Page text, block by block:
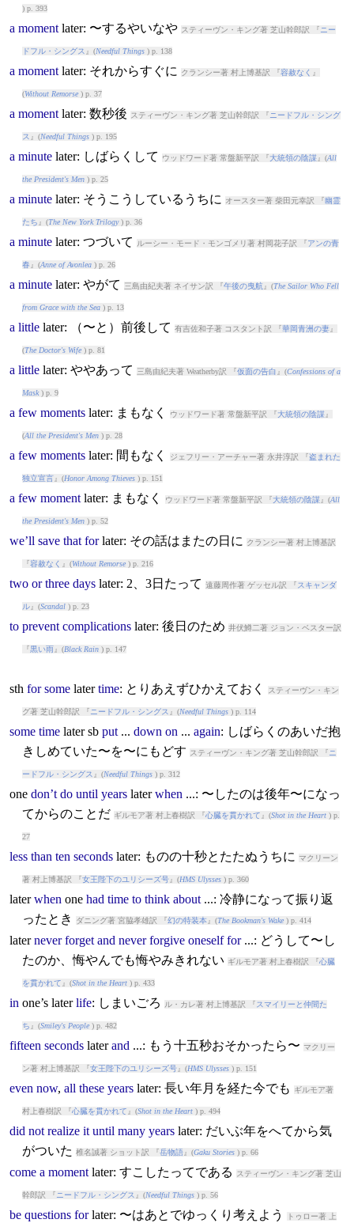
) p. 393
a moment later: 〜するやいなや スティーヴン・キング著 芝山幹郎訳 『 ニー
ドフル・シングス 』(Needful Things) p. 138
a moment later: それからすぐに クランシー著 村上博基訳 『容赦なく 』
(Without Remorse) p. 37
a moment later: 数秒後 スティーヴン・キング著 芝山幹郎訳 『 ニードフル・シング
ス 』(Needful Things) p. 195
a minute later: しばらくして ウッドワード著 常盤新平訳 『 大統領の陰謀』(All
the President's Men) p. 25
a minute later: そうこうしているうちに オースター著 柴田元幸訳 『 幽霊
たち 』(The New York Trilogy) p. 36
a minute later: つづいて ルーシー・モード・モンゴメリ著 村岡花子訳 『 アンの青
春 』(Anne of Avonlea) p. 26
a minute later: やがて 三島由紀夫著 ネイサン訳 『午後の曳航』(The Sailor Who Fell
from Grace with the Sea) p. 13
a little later: （〜と）前後して 有吉佐和子著 コスタント訳 『華岡青洲の妻』
(The Doctor's Wife) p. 81
a little later: ややあって 三島由紀夫著 Weatherby訳 『仮面の告白 』(Confessions of a
Mask) p. 9
a few moments later: まもなく ウッドワード著 常盤新平訳 『 大統領の陰謀』
(All the President's Men) p. 28
a few moments later: 間もなく ジェフリー・アーチャー著 永井淳訳 『盗まれた
独立宣言』(Honor Among Thieves) p. 151
a few moment later: まもなく ウッドワード著 常盤新平訳 『 大統領の陰謀』(All
the President's Men) p. 52
we’ll save that for later: その話はまたの日に クランシー著 村上博基訳
『容赦なく 』(Without Remorse) p. 216
two or three days later: 2、3日たって 遠藤周作著 ゲッセル訳 『 スキャンダ
ル』(Scandal) p. 23
to prevent complications later: 後日のため 井伏鱒二著 ジョン・ベスター訳
『黒い雨 』(Black Rain) p. 147
sth for some later time: とりあえずひかえておく スティーヴン・キン
グ著 芝山幹郎訳 『 ニードフル・シングス 』(Needful Things) p. 114
some time latersb put... down on... again: しばらくのあいだ抱
きしめていた〜を〜にもどす スティーヴン・キング著 芝山幹郎訳 『 ニ
ードフル・シングス 』(Needful Things) p. 312
one don’t do until years later when...: 〜したのは後年〜になっ
てからのことだ ギルモア著 村上春樹訳 『心臓を貫かれて 』(Shot in the Heart) p.
27
less than ten seconds later: ものの十秒とたたぬうちに マクリーン
著 村上博基訳 『女王陛下のユリシーズ号』(HMS Ulysses) p. 360
later whenone had time to think about...: 冷静になって振り返
ったとき
ダニング著 宮脇孝雄訳 『幻の特装本』(The Bookman's Wake) p. 414
later never forget and never forgive oneself for...: どうして〜し
たのか、悔やんでも悔やみきれない ギルモア著 村上春樹訳 『心臓
を貫かれて 』(Shot in the Heart) p. 433
inone’s later life: しまいごろ ル・カレ著 村上博基訳 『 スマイリーと仲間た
ち 』(Smiley's People) p. 482
fifteen seconds later and...: もう十五秒おそかったら〜 マクリー
ン著 村上博基訳 『女王陛下のユリシーズ号』(HMS Ulysses) p. 151
even now, all these years later: 長い年月を経た今でも ギルモア著
村上春樹訳 『心臓を貫かれて 』(Shot in the Heart) p. 494
did not realize it until many years later: だいぶ年をへてから気
がついた 椎名誠著 ショット訳 『岳物語』(Gaku Stories) p. 66
come a moment later: すこしたってである スティーヴン・キング著 芝山
幹郎訳 『 ニードフル・シングス 』(Needful Things) p. 56
be questions for later: 〜はあとでゆっくり考えよう トゥロー著 上